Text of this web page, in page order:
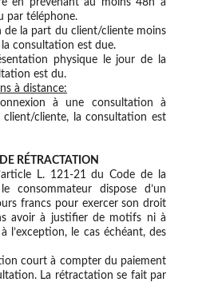
en prévenant au moins 48h à
par téléphone.
de la part du client/cliente moins
consultation est due.
physique le jour de la
est du.
à distance:
à une consultation à
cliente, la consultation est
RÉTRACTATION​
L. 121-21 du Code de la
consommateur dispose d’un
francs pour exercer son droit
avoir à justifier de motifs ni à
l’exception, le cas échéant, des
court à compter du paiement
La rétractation se fait par